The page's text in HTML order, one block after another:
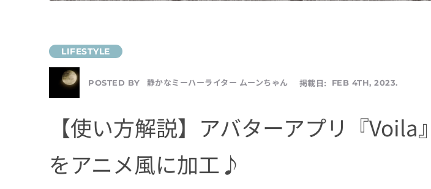
POSTED BY 静かなミーハーライター ムーンちゃん 掲載日: FEB 4TH, 2023.
【使い方解説】アバターアプリ『Voila
をアニメ風に加工♪